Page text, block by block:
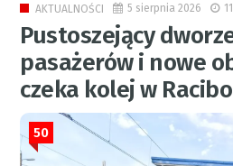
AKTUALNOŚCI 5 sierpnia 2026
Pustoszejący
pasażerów i nowe
czeka kolej w
50